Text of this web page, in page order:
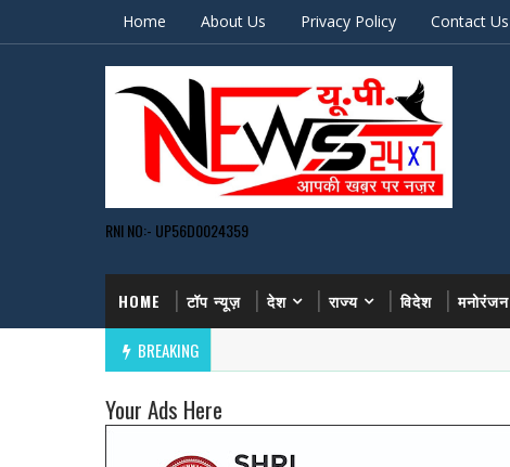
Home About Us Privacy Policy Contact Us
RNI NO:- UP56D0024359
HOME टॉप न्यूज़ देश राज्य विदेश मनोरंजन
BREAKING
Your Ads Here